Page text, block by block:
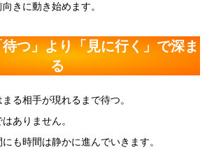
きに動き始めます。
つ」より「見に行く」で深ま
る
る相手が現れるまで待つ。
ありません。
も時間は静かに進んでいきます。